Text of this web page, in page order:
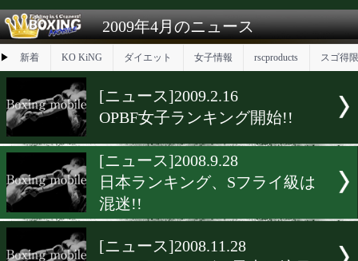
試合日程 試合結果 練習動画 ランキング
2009年4月のニュース
▶ 新着 KO KiNG ダイエット 女子情報
[ニュース]2009.2.16
OPBF女子ランキング開始!!
[ニュース]2008.9.28